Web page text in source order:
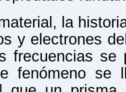
la
y electrones
frecuencias se
fenómeno se